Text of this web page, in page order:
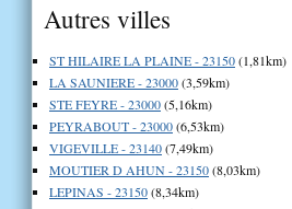
Autres villes
ST HILAIRE LA PLAINE - 23150(1,81km)
LA SAUNIERE - 23000(3,59km)
STE FEYRE - 23000(5,16km)
PEYRABOUT - 23000(6,53km)
VIGEVILLE - 23140(7,49km)
MOUTIER D AHUN - 23150(8,03km)
LEPINAS - 23150(8,34km)